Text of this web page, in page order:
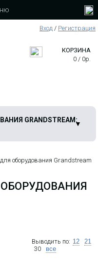
Вход / Регистрация
КОРЗИНА
0 / 0р.
GRANDSTREAM:
оборудования Grandstream
Выводить по: 12
21
30
все